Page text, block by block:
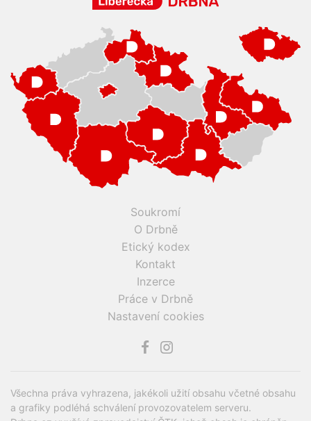
Soukromí
O Drbně
Etický kodex
Kontakt
Inzerce
Práce v Drbně
Nastavení cookies
Všechna práva vyhrazena, jakékoli užití obsahu včetné obsahu
a grafiky podléhá schválení provozovatelem serveru.